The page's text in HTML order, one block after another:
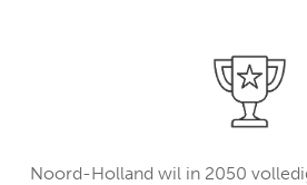
Noord-Holland wil in 2050